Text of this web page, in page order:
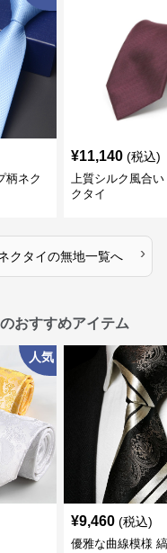
柄ネク
¥11,140 (税込)
上質シルク風合
クタイ
クタイの無地一覧へ ›
おすすめアイテム
人気
¥9,460 (税込)
優雅な曲線模様